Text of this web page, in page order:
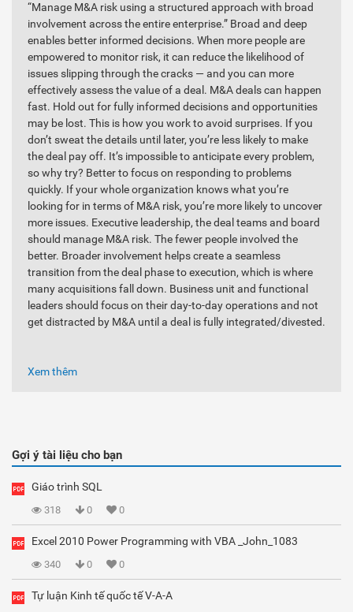
“Manage M&A risk using a structured approach with broad
involvement across the entire enterprise.” Broad and deep
enables better informed decisions. When more people are
empowered to monitor risk, it can reduce the likelihood of
issues slipping through the cracks — and you can more
effectively assess the value of a deal. M&A deals can happen
fast. Hold out for fully informed decisions and opportunities
may be lost. This is how you work to avoid surprises. If you
don’t sweat the details until later, you’re less likely to make
the deal pay off. It’s impossible to anticipate every problem,
so why try? Better to focus on responding to problems
quickly. If your whole organization knows what you’re
looking for in terms of M&A risk, you’re more likely to uncover
more issues. Executive leadership, the deal teams and board
should manage M&A risk. The fewer people involved the
better. Broader involvement helps create a seamless
transition from the deal phase to execution, which is where
many acquisitions fall down. Business unit and functional
leaders should focus on their day-to-day operations and not
get distracted by M&A until a deal is fully integrated/divested.
Xem thêm
Gợi ý tài liệu cho bạn
Giáo trình SQL
318 0 0
Excel 2010 Power Programming with VBA _John_1083
340 0 0
Tự luận Kinh tế quốc tế V-A-A